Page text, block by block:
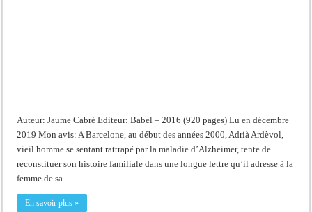
Auteur: Jaume Cabré Editeur: Babel – 2016 (920 pages) Lu en décembre
2019 Mon avis: A Barcelone, au début des années 2000, Adrià Ardèvol,
vieil homme se sentant rattrapé par la maladie d’Alzheimer, tente de
reconstituer son histoire familiale dans une longue lettre qu’il adresse à la
femme de sa …
En savoir plus »